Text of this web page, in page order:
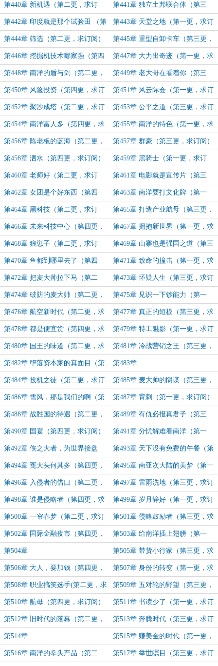
阅）
第440章 新机遇（第二更，求订
阅）
第441章 独立土邦联合体（第三
更，求订阅）
第442章 印度就是那个试验田 （第
四更，求订阅）
第443章 天堂之地（第一更，求订
阅）
第444章 筛选（第二更，求订阅） 第445章 重型自卸卡车（第三更，
求订阅）
第446章 挖掘机技术哪家强（第四
更，求订阅）
第447章 大力出奇迹（第一更，求
订阅）
第448章 南洋的盾与剑（第二更，
求订阅）
第449章 老大哥在看着你（第三
更，求订阅）
第450章 风险投资（第四更，求订
阅）
第451章 风云际会（第一更，求订
阅）
第452章 聚沙成塔（第二更，求订
阅）
第453章 公平之道（第三更，求订
阅）
第454章 南洋富人多（第四更，求
订阅）
第455章 南洋的特色（第一更，求
订阅）
第456章 陈老板的蓝海（第二更，
求订阅）
第457章 群豪（第三更，求订阅）
第458章 泗水（第四更，求订阅） 第459章 黑骑士（第一更，求订
阅）
第460章 老师好（第二更，求订
阅）
第461章 电影就是宣传片（第三
更，求订阅）
第462章 女团是个好东西（第四
更，求订阅）
第463章 南洋要打文化牌（第一
更，求订阅）
第464章 黑科技（第二更，求订
阅）
第465章 打造产业航母（第三更，
求订阅）
第466章 未来科技中心（第四更，
求订阅）
第467章 拥抱新世界（第一更，求
订阅）
第468章 狼崽子（第二更，求订
阅）
第469章 山寨也是强国之道（第三
更，求订阅）
第470章 鱼都到哪里去了（第四
更，求订阅）
第471章 致命的撞击（第一更，求
订阅）
第472章 把麦大帅拉下马（第二
更，求订阅）
第473章 怀疑人生（第三更，求订
阅）
第474章 破防的麦大帅（第二更，
求订阅）
第475章 见识一下钞能力（第一
更，求订阅）
第476章 航空新时代（第二更，求
订阅）
第477章 真正的短板（第三更，求
订阅）
第478章 都是便宜货（第四更，求
订阅）
第479章 特工魅影（第一更，求订
阅）
第480章 国王的味道（第二更，求
订阅）
第481章 冷战营销之王（第三更，
求订阅）
第482章 堕落资本家的真面目（第
四更，求订阅）
第483章
第484章 投机之徒（第二更，求订
阅）
第485章 麦大帅的阴谋（第三更，
求订阅）
第486章 雪风，那是我们的啊（第
四更，求订阅）
第487章 背刺（第一更，求订阅）
第488章 战胜国的待遇（第二更，
求订阅）
第489章 有仇必报真君子（第三
更，求订阅）
第490章 国宴（第四更，求订阅） 第491章 分忧解难看南洋（第一
更，求订阅）
第492章 侠之大者，为世界接盘
（第二更，求订阅）
第493章 天下没有免费的午餐（第
三更，求订阅）
第494章 冤大头何其多（第四更，
求订阅）
第495章 南亚次大陆的美梦（第一
更，求订阅）
第496章 入侵者的借口（第二更，
求订阅）
第497章 雷雨洗地（第三更，求订
阅）
第498章 谁是侵略者（第四更，求
订阅）
第499章 岁月静好（第一更，求订
阅）
第500章 一帘春梦（第二更，求订
阅）
第501章 侵略鼓励者（第三更，求
订阅）
第502章 国际金融夜市（第四更，
求订阅）
第503章 给南洋插上翅膀（第一
更，求订阅）
第504章 第505章 带货小行家（第三更，求
订阅）
第506章 大人，要加钱（第四更，
求订阅）
第507章 身份的转变（第一更，求
订阅）
第508章 职业搞笑选手(第二更，求
订阅)
第509章 五对轮的野望（第三更，
求订阅）
第510章 航母（第四更，求订阅） 第511章 书读少了（第一更，求订
阅）
第512章 旧时代的落幕（第二更，
求订阅）
第513章 奔腾时代（第三更，求订
阅）
第514章 第515章 赚美金的时代（第一更，
求订阅）
第516章 南洋的拳头产品（第二 第517章 举世瞩目（第三更，求订